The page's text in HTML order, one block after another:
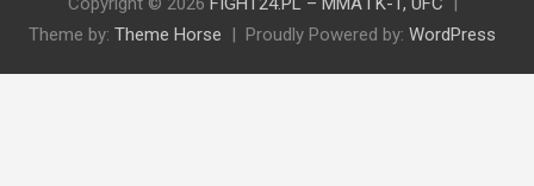
Theme by: Theme Horse Proudly Powered by: WordPress